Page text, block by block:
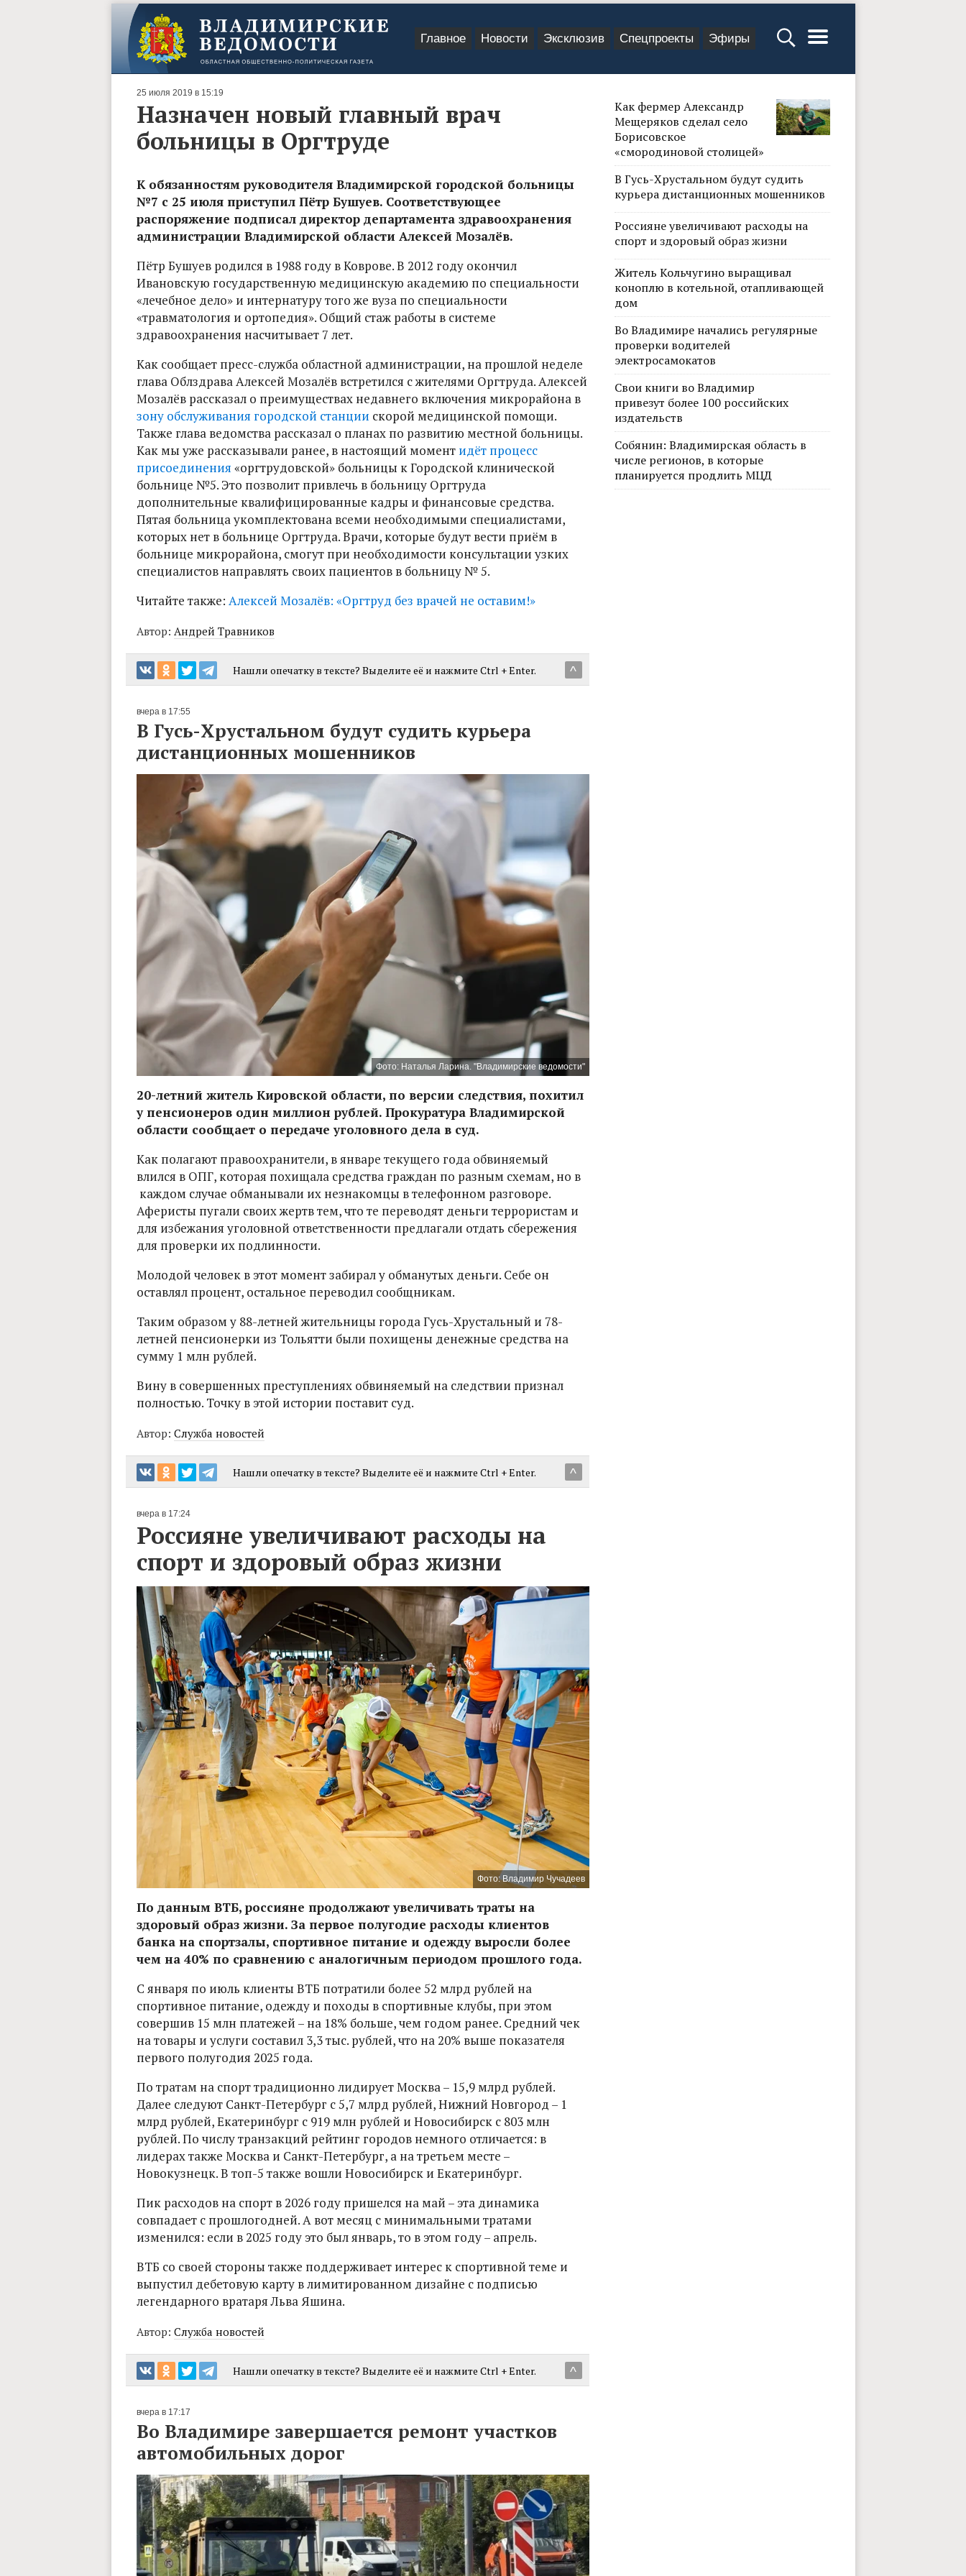
Главное Новости Эксклюзив Спецпроекты Эфиры
25 июля 2019 в 15:19
Назначен новый главный врач
больницы в Оргтруде
К обязанностям руководителя Владимирской городской больницы
№7 с 25 июля приступил Пётр Бушуев. Соответствующее
распоряжение подписал директор департамента здравоохранения
администрации Владимирской области Алексей Мозалёв.
Пётр Бушуев родился в 1988 году в Коврове. В 2012 году окончил
Ивановскую государственную медицинскую академию по специальности
«лечебное дело» и интернатуру того же вуза по специальности
«травматология и ортопедия». Общий стаж работы в системе
здравоохранения насчитывает 7 лет.
Как сообщает пресс-служба областной администрации, на прошлой неделе
глава Облздрава Алексей Мозалёв встретился с жителями Оргтруда. Алексей
Мозалёв рассказал о преимуществах недавнего включения микрорайона в
зону обслуживания городской станции скорой медицинской помощи.
Также глава ведомства рассказал о планах по развитию местной больницы.
Как мы уже рассказывали ранее, в настоящий моментидёт процесс
присоединения «оргтрудовской» больницы к Городской клинической
больнице №5. Это позволит привлечь в больницу Оргтруда
дополнительные квалифицированные кадры и финансовые средства.
Пятая больница укомплектована всеми необходимыми специалистами,
которых нет в больнице Оргтруда. Врачи, которые будут вести приём в
больнице микрорайона, смогут при необходимости консультации узких
специалистов направлять своих пациентов в больницу № 5.
Читайте также: Алексей Мозалёв: «Оргтруд без врачей не оставим!»
Автор: Андрей Травников
^
Нашли опечатку в тексте? Выделите её и нажмите Ctrl + Enter.
вчера в 17:55
В Гусь-Хрустальном будут судить курьера
дистанционных мошенников
Фото: Наталья Ларина. "Владимирские ведомости"
20-летний житель Кировской области, по версии следствия, похитил
у пенсионеров один миллион рублей. Прокуратура Владимирской
области сообщает о передаче уголовного дела в суд.
Как полагают правоохранители, в январе текущего года обвиняемый
влился в ОПГ, которая похищала средства граждан по разным схемам, но в
каждом случае обманывали их незнакомцы в телефонном разговоре.
Аферисты пугали своих жертв тем, что те переводят деньги террористам и
для избежания уголовной ответственности предлагали отдать сбережения
для проверки их подлинности.
Молодой человек в этот момент забирал у обманутых деньги. Себе он
оставлял процент, остальное переводил сообщникам.
Таким образом у 88-летней жительницы города Гусь-Хрустальный и 78-
летней пенсионерки из Тольятти были похищены денежные средства на
сумму 1 млн рублей.
Вину в совершенных преступлениях обвиняемый на следствии признал
полностью. Точку в этой истории поставит суд.
Автор: Служба новостей
^
Нашли опечатку в тексте? Выделите её и нажмите Ctrl + Enter.
вчера в 17:24
Россияне увеличивают расходы на
спорт и здоровый образ жизни
Фото: Владимир Чучадеев
По данным ВТБ, россияне продолжают увеличивать траты на
здоровый образ жизни. За первое полугодие расходы клиентов
банка на спортзалы, спортивное питание и одежду выросли более
чем на 40% по сравнению с аналогичным периодом прошлого года.
С января по июль клиенты ВТБ потратили более 52 млрд рублей на
спортивное питание, одежду и походы в спортивные клубы, при этом
совершив 15 млн платежей – на 18% больше, чем годом ранее. Средний чек
на товары и услуги составил 3,3 тыс. рублей, что на 20% выше показателя
первого полугодия 2025 года.
По тратам на спорт традиционно лидирует Москва – 15,9 млрд рублей.
Далее следуют Санкт-Петербург с 5,7 млрд рублей, Нижний Новгород – 1
млрд рублей, Екатеринбург с 919 млн рублей и Новосибирск с 803 млн
рублей. По числу транзакций рейтинг городов немного отличается: в
лидерах также Москва и Санкт-Петербург, а на третьем месте –
Новокузнецк. В топ-5 также вошли Новосибирск и Екатеринбург.
Пик расходов на спорт в 2026 году пришелся на май – эта динамика
совпадает с прошлогодней. А вот месяц с минимальными тратами
изменился: если в 2025 году это был январь, то в этом году – апрель.
ВТБ со своей стороны также поддерживает интерес к спортивной теме и
выпустил дебетовую карту в лимитированном дизайне с подписью
легендарного вратаря Льва Яшина.
Автор: Служба новостей
^
Нашли опечатку в тексте? Выделите её и нажмите Ctrl + Enter.
вчера в 17:17
Во Владимире завершается ремонт участков
автомобильных дорог
Как фермер Александр
Мещеряков сделал село
Борисовское
«смородиновой столицей»
В Гусь-Хрустальном будут судить
курьера дистанционных мошенников
Россияне увеличивают расходы на
спорт и здоровый образ жизни
Житель Кольчугино выращивал
коноплю в котельной, отапливающей
дом
Во Владимире начались регулярные
проверки водителей
электросамокатов
Свои книги во Владимир
привезут более 100 российских
издательств
Собянин: Владимирская область в
числе регионов, в которые
планируется продлить МЦД